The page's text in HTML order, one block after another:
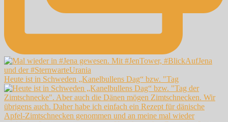
Heute ist in Schweden „Kanelbullens Dag“ bzw. "Tag